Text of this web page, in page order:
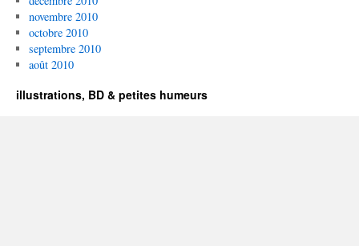
novembre 2010
octobre 2010
septembre 2010
août 2010
illustrations, BD & petites humeurs